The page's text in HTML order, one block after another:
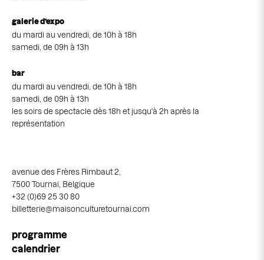
galerie d’expo
du mardi au vendredi, de 10h à 18h
samedi, de 09h à 13h
bar
du mardi au vendredi, de 10h à 18h
samedi, de 09h à 13h
les soirs de spectacle dès 18h et jusqu'à 2h après la
représentation
avenue des Frères Rimbaut 2,
7500 Tournai, Belgique
+32 (0)69 25 30 80
billetterie@maisonculturetournai.com
Navigation
principale
programme
calendrier